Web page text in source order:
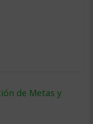
de Metas y